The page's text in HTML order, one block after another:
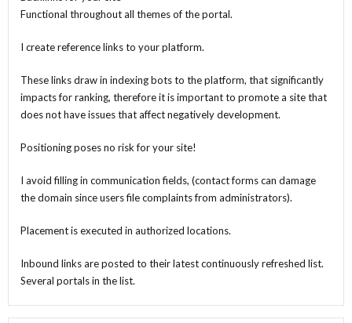
Functional throughout all themes of the portal.
I create reference links to your platform.
These links draw in indexing bots to the platform, that significantly
impacts for ranking, therefore it is important to promote a site that
does not have issues that affect negatively development.
Positioning poses no risk for your site!
I avoid filling in communication fields, (contact forms can damage
the domain since users file complaints from administrators).
Placement is executed in authorized locations.
Inbound links are posted to their latest continuously refreshed list.
Several portals in the list.